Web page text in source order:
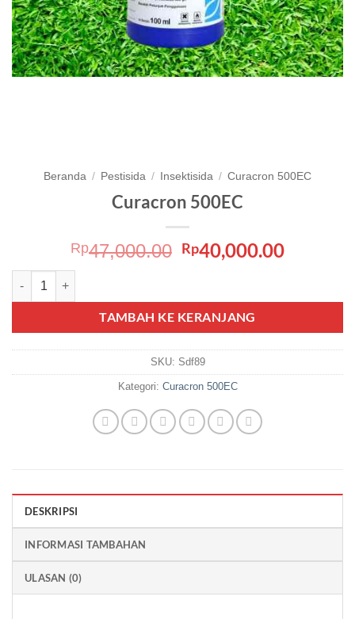
Beranda / Pestisida / Insektisida / Curacron 500EC
Curacron 500EC
Rp47,000.00 Harga
aslinya
Rp47,000.00.
Rp40,000.00Harga
adalah:
Kuantitas Curacron 500EC
TAMBAH KE KERANJANG
SKU: Sdf89
Kategori: Curacron 500EC
DESKRIPSI
INFORMASI TAMBAHAN
ULASAN (0)